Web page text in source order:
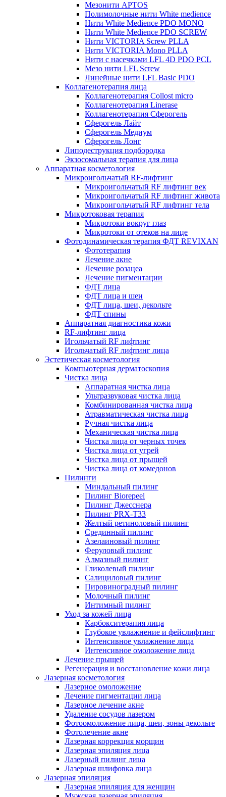
Мезонити APTOS
Полимолочные нити White medience
Нити White Medience PDO MONO
Нити White Medience PDO SCREW
Нити VICTORIA Screw PLLA
Нити VICTORIA Mono PLLA
Нити с насечками LFL 4D PDO PCL
Мезо нити LFL Screw
Линейные нити LFL Basic PDO
Коллагенотерапия лица
Коллагенотерапия Collost micro
Коллагенотерапия Linerase
Коллагенотерапия Сферогель
Сферогель Лайт
Сферогель Медиум
Сферогель Лонг
Липодеструкция подбородка
Экзосомальная терапия для лица
Аппаратная косметология
Микроигольчатый RF-лифтинг
Микроигольчатый RF лифтинг век
Микроигольчатый RF лифтинг живота
Микроигольчатый RF лифтинг тела
Микротоковая терапия
Микротоки вокруг глаз
Микротоки от отеков на лице
Фотодинамическая терапия ФДТ REVIXAN
Фототерапия
Лечение акне
Лечение розацеа
Лечение пигментации
ФДТ лица
ФДТ лица и шеи
ФДТ лица, шеи, декольте
ФДТ спины
Аппаратная диагностика кожи
RF-лифтинг лица
Игольчатый RF лифтинг
Игольчатый RF лифтинг лица
Эстетическая косметология
Компьютерная дерматоскопия
Чистка лица
Аппаратная чистка лица
Ультразвуковая чистка лица
Комбинированная чистка лица
Атравматическая чистка лица
Ручная чистка лица
Механическая чистка лица
Чистка лица от черных точек
Чистка лица от угрей
Чистка лица от прыщей
Чистка лица от комедонов
Пилинги
Миндальный пилинг
Пилинг Biorepeel
Пилинг Джесснера
Пилинг PRX-T33
Желтый ретиноловый пилинг
Срединный пилинг
Азелаиновый пилинг
Феруловый пилинг
Алмазный пилинг
Гликолевый пилинг
Салициловый пилинг
Пировиноградный пилинг
Молочный пилинг
Интимный пилинг
Уход за кожей лица
Карбокситерапия лица
Глубокое увлажнение и фейслифтинг
Интенсивное увлажнение лица
Интенсивное омоложение лица
Лечение прыщей
Регенерация и восстановление кожи лица
Лазерная косметология
Лазерное омоложение
Лечение пигментации лица
Лазерное лечение акне
Удаление сосудов лазером
Фотоомоложение лица, шеи, зоны декольте
Фотолечение акне
Лазерная коррекция морщин
Лазерная эпиляция лица
Лазерный пилинг лица
Лазерная шлифовка лица
Лазерная эпиляция
Лазерная эпиляция для женщин